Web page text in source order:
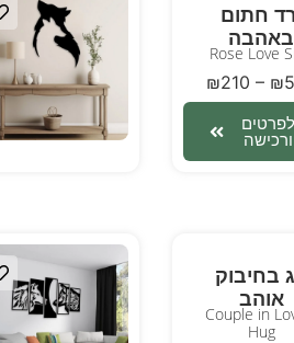
חתום
באהבה
Rose Love
₪210 – ₪
לפרטים
ורכישה
בחיבוק
אוהב
Couple in
Hug